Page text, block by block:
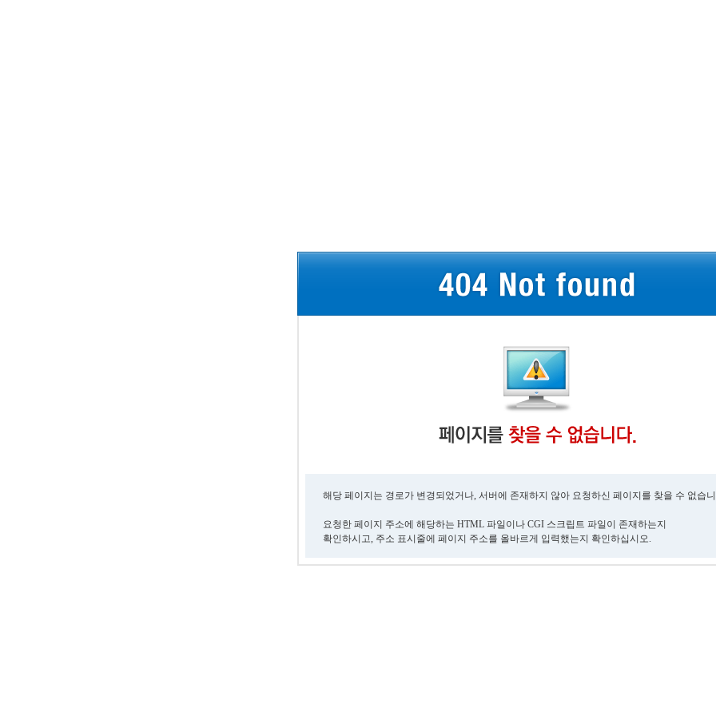
해당 페이지는 경로가 변경되었거나, 서버에 존재하지 않아 요청하신 페이지를 찾을 수 없습
요청한 페이지 주소에 해당하는 HTML 파일이나 CGI 스크립트 파일이 존재하는지
확인하시고, 주소 표시줄에 페이지 주소를 올바르게 입력했는지 확인하십시오.